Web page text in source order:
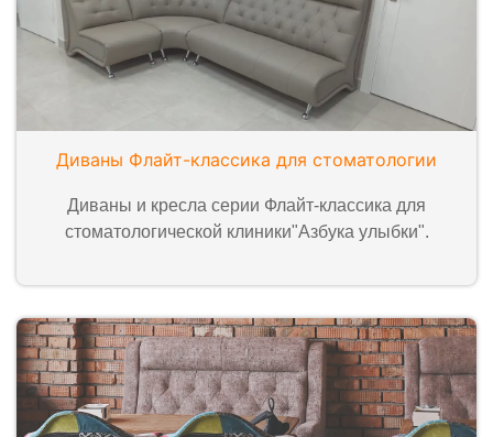
Диваны Флайт-классика для стоматологии
Диваны и кресла серии Флайт-классика для
стоматологической клиники"Азбука улыбки".